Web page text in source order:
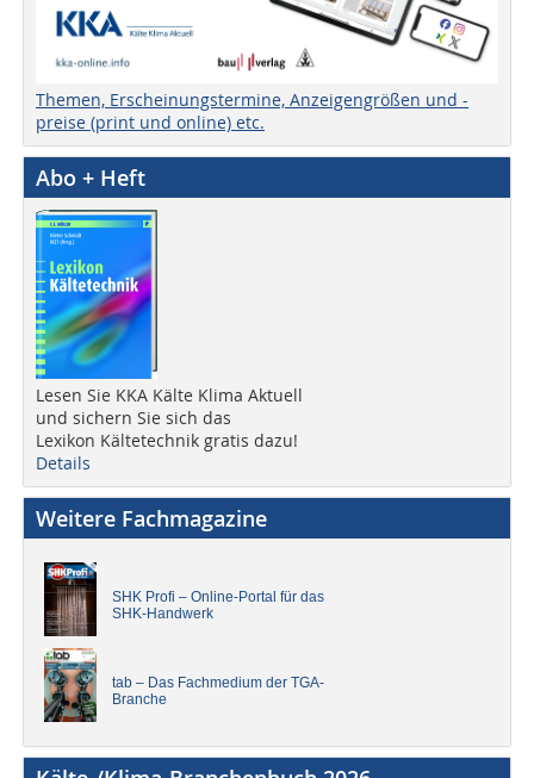
Themen, Erscheinungstermine, Anzeigengrößen und -
preise (print und online) etc.
Abo + Heft
Lesen Sie KKA Kälte Klima Aktuell
und sichern Sie sich das
Lexikon Kältetechnik gratis dazu!
Details
Weitere Fachmagazine
SHK Profi – Online-Portal für das
SHK-Handwerk
tab – Das Fachmedium der TGA-
Branche